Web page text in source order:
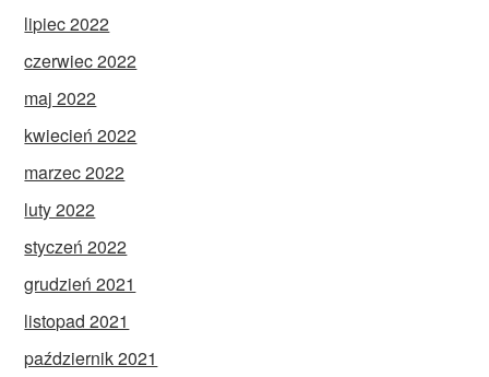
lipiec 2022
czerwiec 2022
maj 2022
kwiecień 2022
marzec 2022
luty 2022
styczeń 2022
grudzień 2021
listopad 2021
październik 2021